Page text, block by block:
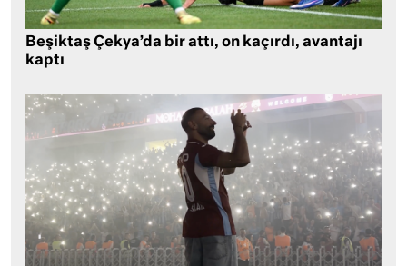
Beşiktaş Çekya’da bir attı, on kaçırdı, avantajı
kaptı